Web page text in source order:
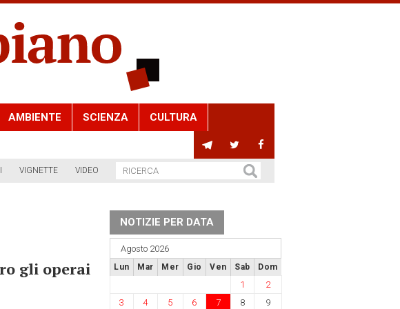
AMBIENTE SCIENZA CULTURA
VIGNETTE VIDEO
gli operai
NOTIZIE PER DATA
Agosto 2026
Lun Mar Mer Gio Ven Sab Dom
1
2
3
4 5 6 7 8 9